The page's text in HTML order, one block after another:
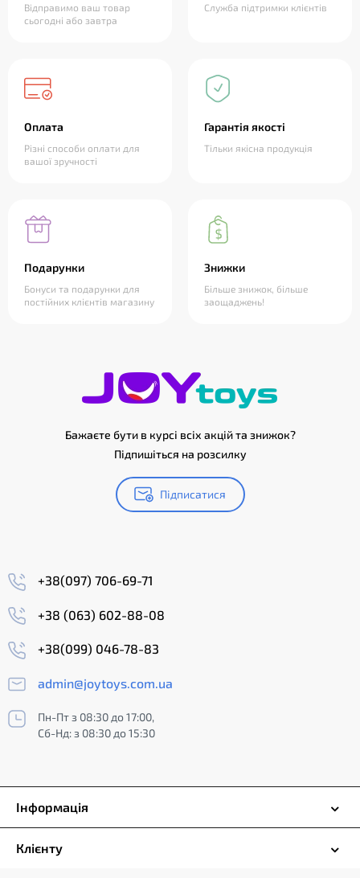
Відправимо ваш товар
сьогодні або завтра
Служба підтримки клієнтів
Оплата
Різні способи оплати для
вашої зручності
Гарантія якості
Тільки якісна продукція
Подарунки
Бонуси та подарунки для
постійних клієнтів магазину
Знижки
Більше знижок, більше
заощаджень!
Бажаєте бути в курсі всіх акцій та знижок?
Підпишіться на розсилку
Підписатися
+38(097) 706-69-71
+38 (063) 602-88-08
+38(099) 046-78-83
admin@joytoys.com.ua
Пн-Пт з 08:30 до 17:00,
Сб-Нд: з 08:30 до 15:30
Інформація
Клієнту